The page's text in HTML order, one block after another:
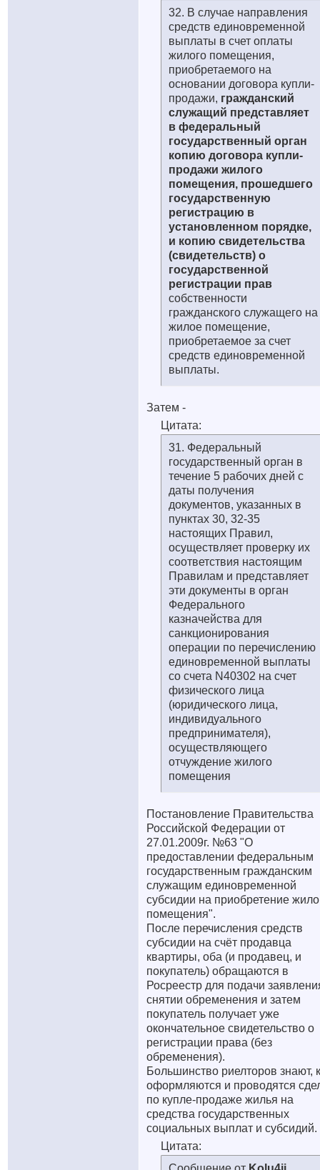
32. В случае направления
средств единовременной
выплаты в счет оплаты
жилого помещения,
приобретаемого на
основании договора купли-
продажи, гражданский
служащий представляет
в федеральный
государственный орган
копию договора купли-
продажи жилого
помещения, прошедшего
государственную
регистрацию в
установленном порядке,
и копию свидетельства
(свидетельств) о
государственной
регистрации прав
собственности
гражданского служащего на
жилое помещение,
приобретаемое за счет
средств единовременной
выплаты.
Затем -
Цитата:
31. Федеральный
государственный орган в
течение 5 рабочих дней с
даты получения
документов, указанных в
пунктах 30, 32-35
настоящих Правил,
осуществляет проверку их
соответствия настоящим
Правилам и представляет
эти документы в орган
Федерального
казначейства для
санкционирования
операции по перечислению
единовременной выплаты
со счета N40302 на счет
физического лица
(юридического лица,
индивидуального
предпринимателя),
осуществляющего
отчуждение жилого
помещения
Постановление Правительства
Российской Федерации от
27.01.2009г. №63 "О
предоставлении федеральным
государственным гражданским
служащим единовременной
субсидии на приобретение
помещения".
После перечисления средств
субсидии на счёт продавца
квартиры, оба (и продавец, и
покупатель) обращаются в
Росреестр для подачи
снятии обременения и затем
покупатель получает уже
окончательное свидетельство о
регистрации права (без
обременения).
Большинство риелторов знают,
оформляются и проводятся
по купле-продаже жилья на
средства государственных
социальных выплат и субсидий.
Цитата: